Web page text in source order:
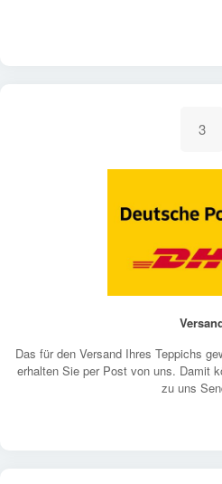
3
Das für den Versand Ihres Teppichs
erhalten Sie per Post von uns. Damit
zu uns